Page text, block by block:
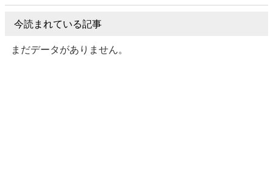
今読まれている記事
まだデータがありません。